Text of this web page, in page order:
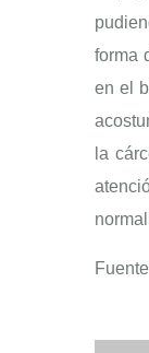
forma
en el
la